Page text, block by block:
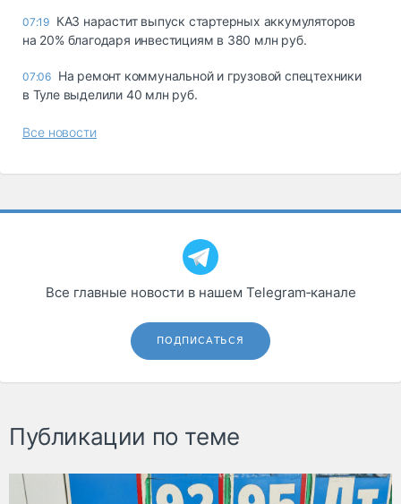
07:19 КАЗ нарастит выпуск стартерных аккумуляторов
на 20% благодаря инвестициям в 380 млн руб.
07:06 На ремонт коммунальной и грузовой спецтехники
в Туле выделили 40 млн руб.
Все новости
Все главные новости в нашем Telegram‑канале
ПОДПИСАТЬСЯ
Публикации по теме